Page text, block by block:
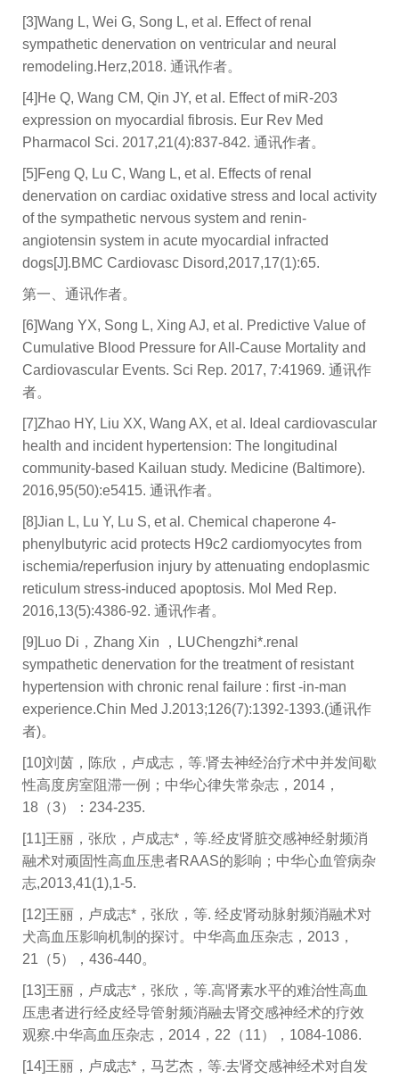
[3]Wang L, Wei G, Song L, et al. Effect of renal
sympathetic denervation on ventricular and neural
remodeling.Herz,2018. 通讯作者。
[4]He Q, Wang CM, Qin JY, et al. Effect of miR-203
expression on myocardial fibrosis. Eur Rev Med
Pharmacol Sci. 2017,21(4):837-842. 通讯作者。
[5]Feng Q, Lu C, Wang L, et al. Effects of renal
denervation on cardiac oxidative stress and local activity
of the sympathetic nervous system and renin-
angiotensin system in acute myocardial infracted
dogs[J].BMC Cardiovasc Disord,2017,17(1):65.
第一、通讯作者。
[6]Wang YX, Song L, Xing AJ, et al. Predictive Value of
Cumulative Blood Pressure for All-Cause Mortality and
Cardiovascular Events. Sci Rep. 2017, 7:41969. 通讯作
者。
[7]Zhao HY, Liu XX, Wang AX, et al. Ideal cardiovascular
health and incident hypertension: The longitudinal
community-based Kailuan study. Medicine (Baltimore).
2016,95(50):e5415. 通讯作者。
[8]Jian L, Lu Y, Lu S, et al. Chemical chaperone 4-
phenylbutyric acid protects H9c2 cardiomyocytes from
ischemia/reperfusion injury by attenuating endoplasmic
reticulum stress-induced apoptosis. Mol Med Rep.
2016,13(5):4386-92. 通讯作者。
[9]Luo Di，Zhang Xin ，LUChengzhi*.renal
sympathetic denervation for the treatment of resistant
hypertension with chronic renal failure : first -in-man
experience.Chin Med J.2013;126(7):1392-1393.(通讯作
者)。
[10]刘茵，陈欣，卢成志，等.肾去神经治疗术中并发间歇
性高度房室阻滞一例；中华心律失常杂志，2014，
18（3）：234-235.
[11]王丽，张欣，卢成志*，等.经皮肾脏交感神经射频消
融术对顽固性高血压患者RAAS的影响；中华心血管病杂
志,2013,41(1),1-5.
[12]王丽，卢成志*，张欣，等. 经皮肾动脉射频消融术对
犬高血压影响机制的探讨。中华高血压杂志，2013，
21（5），436-440。
[13]王丽，卢成志*，张欣，等.高肾素水平的难治性高血
压患者进行经皮经导管射频消融去肾交感神经术的疗效
观察.中华高血压杂志，2014，22（11），1084-1086.
[14]王丽，卢成志*，马艺杰，等.去肾交感神经术对自发